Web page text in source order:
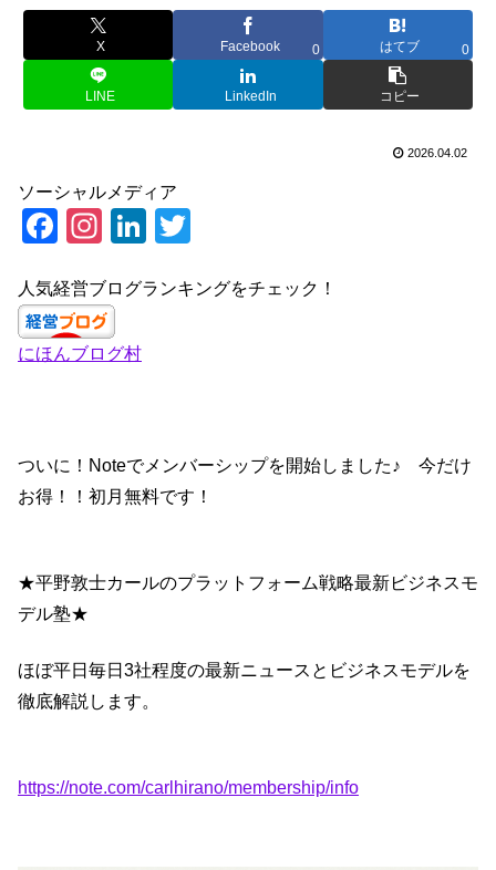
X Facebook 0 はてブ 0
LINE LinkedIn コピー
2026.04.02
ソーシャルメディア
F
c
e
b
k
In
a
gr
a
Li
k
tt
人気経営ブログランキングをチェック！
にほんブログ村
ついに！Noteでメンバーシップを開始しました♪ 今だけ
お得！！初月無料です！
★平野敦士カールのプラットフォーム戦略最新ビジネスモ
デル塾★
ほぼ平日毎日3社程度の最新ニュースとビジネスモデルを
徹底解説します。
https://note.com/carlhirano/membership/info